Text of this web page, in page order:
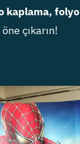
kaplama, folyo
çıkarın!